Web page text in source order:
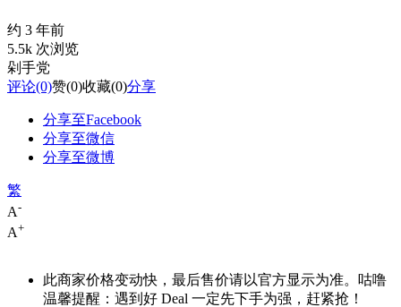
约 3 年前
5.5k 次浏览
剁手党
评论(0)赞(0)收藏(0)分享
分享至Facebook
分享至微信
分享至微博
繁
A-
A+
此商家价格变动快，最后售价请以官方显示为准。咕噜
温馨提醒：遇到好 Deal 一定先下手为强，赶紧抢！